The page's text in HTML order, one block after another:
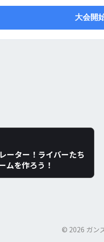
ーター！ライバーたち
ムを作ろう！
© 2026 ガン